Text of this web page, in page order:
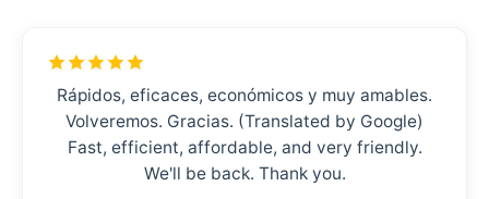
Rápidos, eficaces, económicos y muy amables.
Volveremos. Gracias. (Translated by Google)
Fast, efficient, affordable, and very friendly.
We'll be back. Thank you.